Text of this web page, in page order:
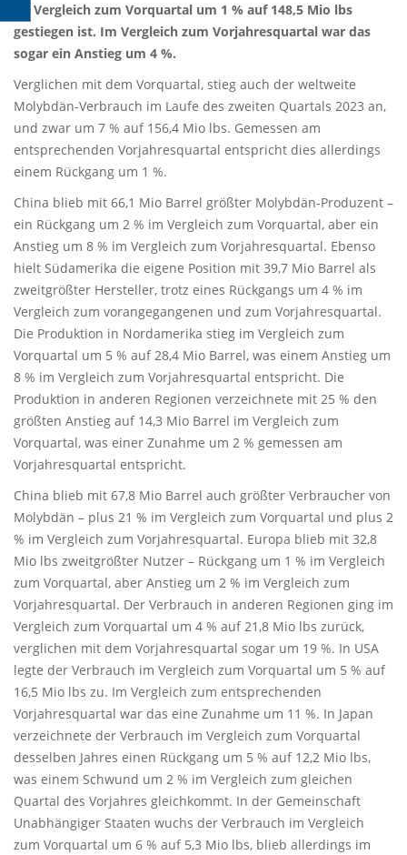
im Vergleich zum Vorquartal um 1 % auf 148,5 Mio lbs
gestiegen ist. Im Vergleich zum Vorjahresquartal war das
sogar ein Anstieg um 4 %.
Verglichen mit dem Vorquartal, stieg auch der weltweite
Molybdän-Verbrauch im Laufe des zweiten Quartals 2023 an,
und zwar um 7 % auf 156,4 Mio lbs. Gemessen am
entsprechenden Vorjahresquartal entspricht dies allerdings
einem Rückgang um 1 %.
China blieb mit 66,1 Mio Barrel größter Molybdän-Produzent –
ein Rückgang um 2 % im Vergleich zum Vorquartal, aber ein
Anstieg um 8 % im Vergleich zum Vorjahresquartal. Ebenso
hielt Südamerika die eigene Position mit 39,7 Mio Barrel als
zweitgrößter Hersteller, trotz eines Rückgangs um 4 % im
Vergleich zum vorangegangenen und zum Vorjahresquartal.
Die Produktion in Nordamerika stieg im Vergleich zum
Vorquartal um 5 % auf 28,4 Mio Barrel, was einem Anstieg um
8 % im Vergleich zum Vorjahresquartal entspricht. Die
Produktion in anderen Regionen verzeichnete mit 25 % den
größten Anstieg auf 14,3 Mio Barrel im Vergleich zum
Vorquartal, was einer Zunahme um 2 % gemessen am
Vorjahresquartal entspricht.
China blieb mit 67,8 Mio Barrel auch größter Verbraucher von
Molybdän – plus 21 % im Vergleich zum Vorquartal und plus 2
% im Vergleich zum Vorjahresquartal. Europa blieb mit 32,8
Mio lbs zweitgrößter Nutzer – Rückgang um 1 % im Vergleich
zum Vorquartal, aber Anstieg um 2 % im Vergleich zum
Vorjahresquartal. Der Verbrauch in anderen Regionen ging im
Vergleich zum Vorquartal um 4 % auf 21,8 Mio lbs zurück,
verglichen mit dem Vorjahresquartal sogar um 19 %. In USA
legte der Verbrauch im Vergleich zum Vorquartal um 5 % auf
16,5 Mio lbs zu. Im Vergleich zum entsprechenden
Vorjahresquartal war das eine Zunahme um 11 %. In Japan
verzeichnete der Verbrauch im Vergleich zum Vorquartal
desselben Jahres einen Rückgang um 5 % auf 12,2 Mio lbs,
was einem Schwund um 2 % im Vergleich zum gleichen
Quartal des Vorjahres gleichkommt. In der Gemeinschaft
Unabhängiger Staaten wuchs der Verbrauch im Vergleich
zum Vorquartal um 6 % auf 5,3 Mio lbs, blieb allerdings im